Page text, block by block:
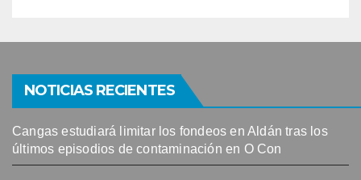
NOTICIAS RECIENTES
Cangas estudiará limitar los fondeos en Aldán tras los
últimos episodios de contaminación en O Con